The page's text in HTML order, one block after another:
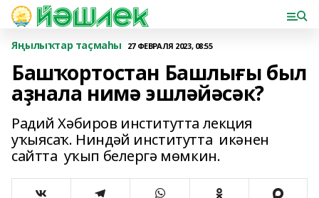
Яңылыҡтар таҫмаһы 27 ФЕВРАЛЯ 2023, 08:55
Башҡортостан Башлығы был
аҙнала нимә эшләйәсәк?
Радий Хәбиров институтта лекция
уҡыясаҡ. Ниндәй институтта икәнен
сайтта уҡып белергә мөмкин.